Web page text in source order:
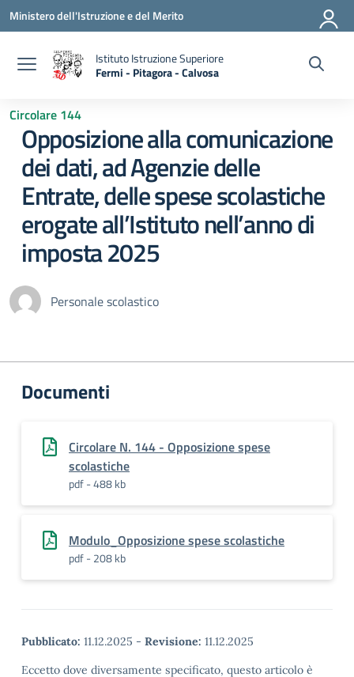
Vai ai contenuti
Vai al menu di navigazione
Vai al footer
Ministero dell'Istruzione e del Merito
Istituto Istruzione Superiore
Fermi - Pitagora - Calvosa
— Visita la pagina iniziale della scuola
Circolare 144
Opposizione alla comunicazione
dei dati, ad Agenzie delle
Entrate, delle spese scolastiche
erogate all’Istituto nell’anno di
imposta 2025
Personale scolastico
Documenti
Circolare N. 144 - Opposizione spese
scolastiche
pdf - 488 kb
Modulo_Opposizione spese scolastiche
pdf - 208 kb
Pubblicato: 11.12.2025 - Revisione: 11.12.2025
Eccetto dove diversamente specificato, questo articolo è